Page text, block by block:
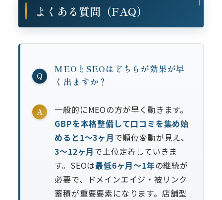
よくある質問（FAQ）
Q
MEOとSEOはどちらが効果が早
く出ますか？
A
一般的にMEOの方が早く動きます。
GBPを本格整備して口コミを集め始
めると1〜3ヶ月で順位変動が見え、
3〜12ヶ月で上位定着していきま
す。SEOは最低6ヶ月〜1年の継続が
必要で、ドメインエイジ・被リンク
蓄積が重要要素になります。店舗型